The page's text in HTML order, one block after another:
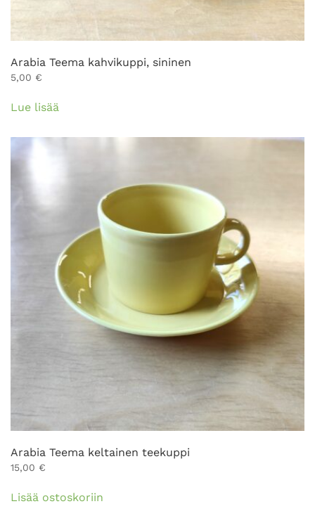
Arabia Teema kahvikuppi, sininen
5,00 €
Lue lisää
Arabia Teema keltainen teekuppi
15,00 €
Lisää ostoskoriin